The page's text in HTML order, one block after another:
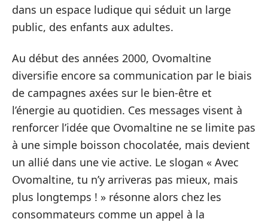
dans un espace ludique qui séduit un large
public, des enfants aux adultes.
Au début des années 2000, Ovomaltine
diversifie encore sa communication par le biais
de campagnes axées sur le bien-être et
l’énergie au quotidien. Ces messages visent à
renforcer l’idée que Ovomaltine ne se limite pas
à une simple boisson chocolatée, mais devient
un allié dans une vie active. Le slogan « Avec
Ovomaltine, tu n’y arriveras pas mieux, mais
plus longtemps ! » résonne alors chez les
consommateurs comme un appel à la